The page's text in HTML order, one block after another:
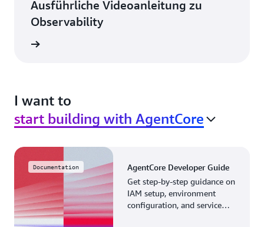
Ausführliche Videoanleitung zu
Observability
I want to
start building with AgentCore
Documentation
AgentCore Developer Guide
Get step-by-step guidance on
IAM setup, environment
configuration, and service